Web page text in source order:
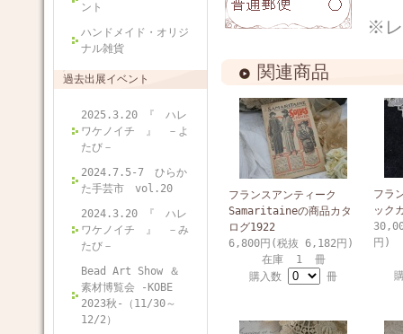
ント
ハンドメイド・オリジ
ナル雑貨
過去出展イベント
2025.3.20 『 ハレ
ワケノイチ 』 －よ
たび－
2024.7.5-7 ひらか
た手芸市 vol.20
2024.3.20 『 ハレ
ワケノイチ 』 －み
たび－
Bead Art Show ＆
素材博覧会 -KOBE
2023秋-（11/30～
12/2）
※レ
関連商品
フランスアンティーク
Samaritaineの商品カタ
ログ1922
6,800円(税抜 6,182円)
在庫 1 冊
購入数
冊
フラ
ック
円)